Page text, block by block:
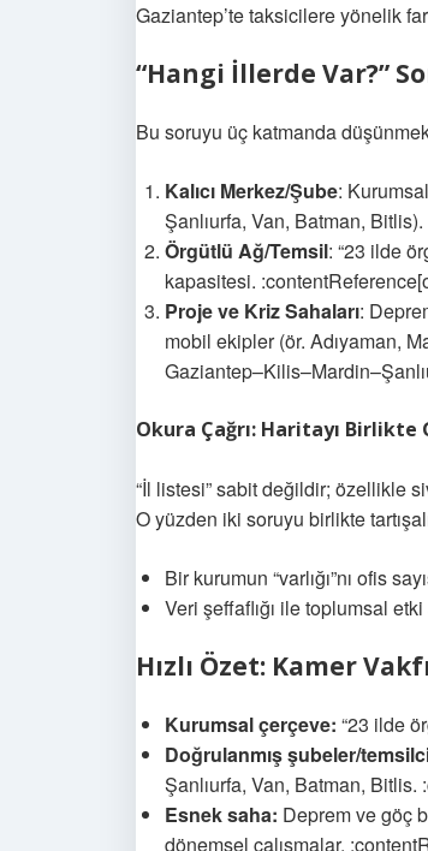
Gaziantep’te taksicilere yönelik
“Hangi İllerde Var?”
Bu soruyu üç katmanda
Kalıcı Merkez/Şube:
Şanlıurfa, Van, Batman,
Örgütlü Ağ/Temsil: “23 ilde
kapasitesi.
Proje ve Kriz Sahaları:
mobil ekipler (ör. Adıyaman,
Okura Çağrı: Haritayı Birlikte
“İl listesi” sabit değildir; özellikle
O yüzden iki soruyu birlikte
Bir kurumun “varlığı”nı ofis
Veri şeffaflığı ile toplumsal
Hızlı Özet: Kamer
Kurumsal çerçeve: “23 ilde
Doğrulanmış şubeler/
Şanlıurfa, Van, Batman,
Esnek saha: Deprem ve göç
dönemsel çalışmalar.